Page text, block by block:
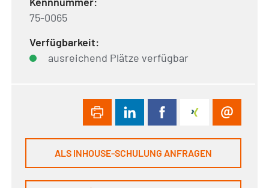
75-0065
Verfügbarkeit:
ausreichend Plätze verfügbar
ALS INHOUSE-SCHULUNG ANFRAGEN